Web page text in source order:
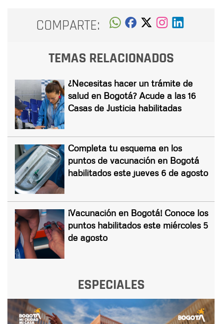
COMPARTE:
TEMAS RELACIONADOS
¿Necesitas hacer un trámite de
salud en Bogotá? Acude a las 16
Casas de Justicia habilitadas
Completa tu esquema en los
puntos de vacunación en Bogotá
habilitados este jueves 6 de agosto
¡Vacunación en Bogotá! Conoce los
puntos habilitados este miércoles 5
de agosto
ESPECIALES